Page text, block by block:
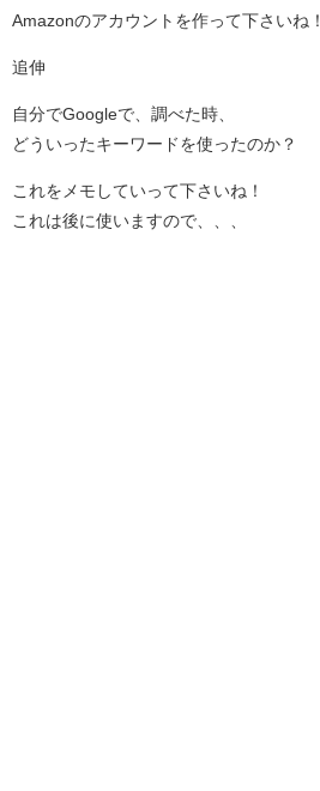
Amazonのアカウントを作って下さいね！
追伸
自分でGoogleで、調べた時、
どういったキーワードを使ったのか？
これをメモしていって下さいね！
これは後に使いますので、、、